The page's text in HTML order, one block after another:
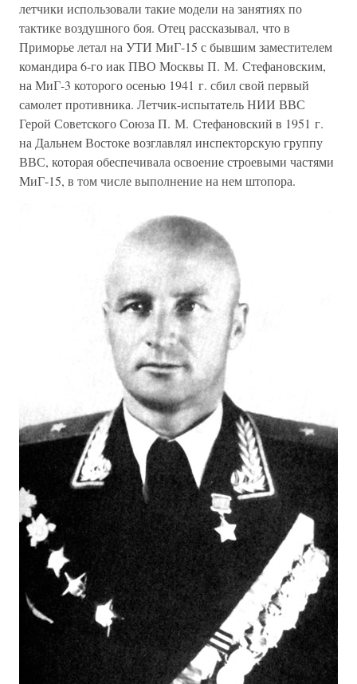
летчики использовали такие модели на занятиях по
тактике воздушного боя. Отец рассказывал, что в
Приморье летал на УТИ МиГ-15 с бывшим заместителем
командира 6-го иак ПВО Москвы П. М. Стефановским,
на МиГ-3 которого осенью 1941 г. сбил свой первый
самолет противника. Летчик-испытатель НИИ ВВС
Герой Советского Союза П. М. Стефановский в 1951 г.
на Дальнем Востоке возглавлял инспекторскую группу
ВВС, которая обеспечивала освоение строевыми частями
МиГ-15, в том числе выполнение на нем штопора.